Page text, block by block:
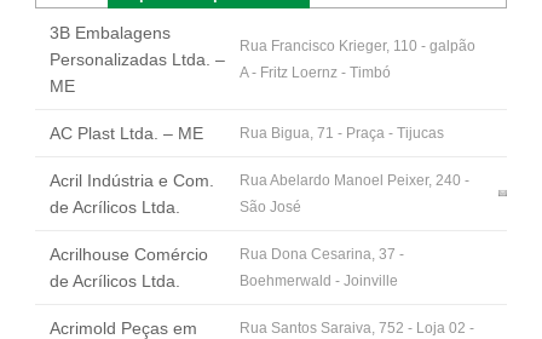
Prestação de Contas
Central de Comunicação
Links
Agenda
NOSSAS ASSOCIADAS
SEJA UM ASSOCIADO
VAGAS
3B Embalagens
Personalizadas Ltda. –
ME
Rua Francisco Krieger, 110 - galpão
A - Fritz Loernz - Timbó
AC Plast Ltda. – ME Rua Bigua, 71 - Praça - Tijucas
Acril Indústria e Com.
de Acrílicos Ltda.
Rua Abelardo Manoel Peixer, 240 -
São José
Acrilhouse Comércio
de Acrílicos Ltda.
Rua Dona Cesarina, 37 -
Boehmerwald - Joinville
Acrimold Peças em
Rua Santos Saraiva, 752 - Loja 02 -